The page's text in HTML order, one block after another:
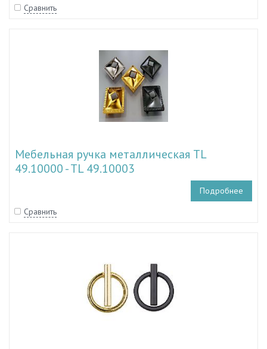
Сравнить
Мебельная ручка металлическая TL
49.10000 - TL 49.10003
Подробнее
Сравнить